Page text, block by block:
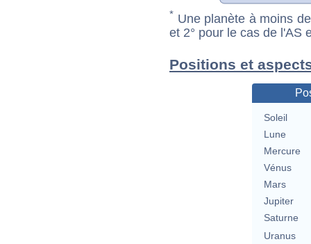
* Une planète à moins
et 2° pour le cas de l'AS
Positions et
Soleil
Lune
Mercure
Vénus
Mars
Jupiter
Saturne
Uranus